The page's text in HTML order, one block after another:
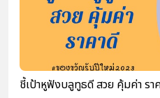
ชี้เป้าหูฟังบลูทูธดี สวย คุ้มค่า ร